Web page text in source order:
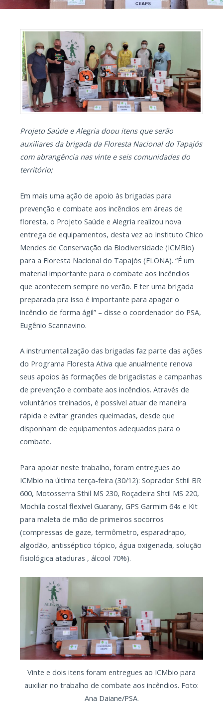
Projeto Saúde e Alegria doou itens que serão
auxiliares da brigada da Floresta Nacional do Tapajós
com abrangência nas vinte e seis comunidades do
território;
Em mais uma ação de apoio às brigadas para
prevenção e combate aos incêndios em áreas de
floresta, o Projeto Saúde e Alegria realizou nova
entrega de equipamentos, desta vez ao Instituto Chico
Mendes de Conservação da Biodiversidade (ICMBio)
para a Floresta Nacional do Tapajós (FLONA). “É um
material importante para o combate aos incêndios
que acontecem sempre no verão. E ter uma brigada
preparada pra isso é importante para apagar o
incêndio de forma ágil” – disse o coordenador do PSA,
Eugênio Scannavino.
A instrumentalização das brigadas faz parte das ações
do Programa Floresta Ativa que anualmente renova
seus apoios às formações de brigadistas e campanhas
de prevenção e combate aos incêndios. Através de
voluntários treinados, é possível atuar de maneira
rápida e evitar grandes queimadas, desde que
disponham de equipamentos adequados para o
combate.
Para apoiar neste trabalho, foram entregues ao
ICMbio na última terça-feira (30/12): Soprador Sthil BR
600, Motosserra Sthil MS 230, Roçadeira Shtil MS 220,
Mochila costal flexível Guarany, GPS Garmim 64s e Kit
para maleta de mão de primeiros socorros
(compressas de gaze, termômetro, esparadrapo,
algodão, antisséptico tópico, água oxigenada, solução
fisiológica ataduras , álcool 70%).
Vinte e dois itens foram entregues ao ICMbio para
auxiliar no trabalho de combate aos incêndios. Foto:
Ana Daiane/PSA.